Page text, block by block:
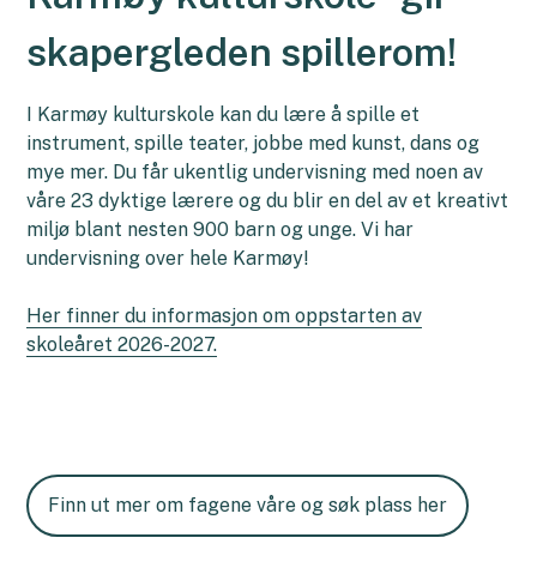
skapergleden spillerom!
I Karmøy kulturskole kan du lære å spille et
instrument, spille teater, jobbe med kunst, dans og
mye mer. Du får ukentlig undervisning med noen av
våre 23 dyktige lærere og du blir en del av et kreativt
miljø blant nesten 900 barn og unge. Vi har
undervisning over hele Karmøy!
Her finner du informasjon om oppstarten av
skoleåret 2026-2027.
Finn ut mer om fagene våre og søk plass her